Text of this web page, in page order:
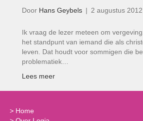
Door Hans Geybels | 2 augustus 2012
Ik vraag de lezer meteen om
het standpunt van iemand die als
leven. Dat houdt voor sommigen die
problematiek…
Lees meer
> Home